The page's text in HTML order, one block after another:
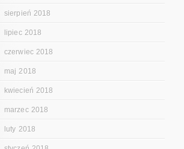
sierpień 2018
lipiec 2018
czerwiec 2018
maj 2018
kwiecień 2018
marzec 2018
luty 2018